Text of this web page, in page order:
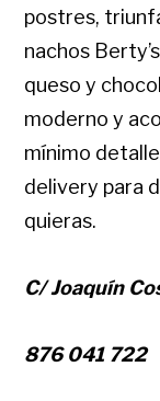
postres,
nachos
queso y
moderno y
mínimo
delivery para
quieras.
C/ Joaquín
876 041 722